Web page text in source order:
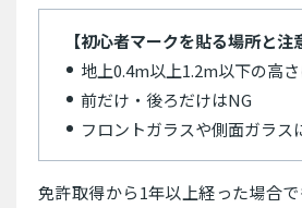
【初心者マークを貼る場所と注
地上0.4m以上1.2m以下の高
前だけ・後ろだけはNG
フロントガラスや側面ガラス
免許取得から1年以上経った場合